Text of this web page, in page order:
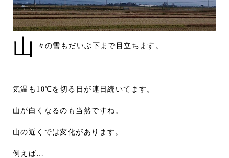
山 々の雪もだいぶ下まで目立ちます。
気温も10℃を切る日が連日続いてます。
山が白くなるのも当然ですね。
山の近くでは変化があります。
例えば…